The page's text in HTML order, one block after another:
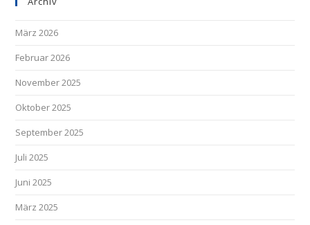
März 2026
Februar 2026
November 2025
Oktober 2025
September 2025
Juli 2025
Juni 2025
März 2025